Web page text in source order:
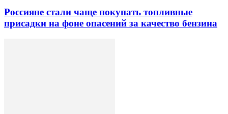
Россияне стали чаще покупать топливные
присадки на фоне опасений за качество бензина